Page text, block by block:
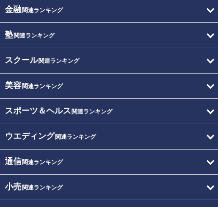
金融関連ランキング
塾関連ランキング
スクール関連ランキング
美容関連ランキング
スポーツ＆ヘルス 関連ランキング
ウエディング関連ランキング
通信関連ランキング
小売関連ランキング